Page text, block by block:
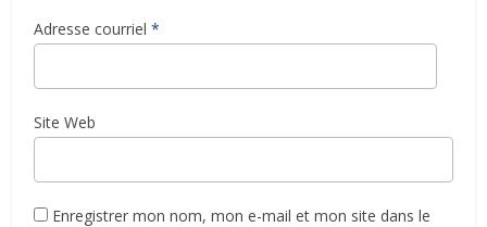
Adresse courriel *
Site Web
Enregistrer mon nom, mon e-mail et mon site dans le